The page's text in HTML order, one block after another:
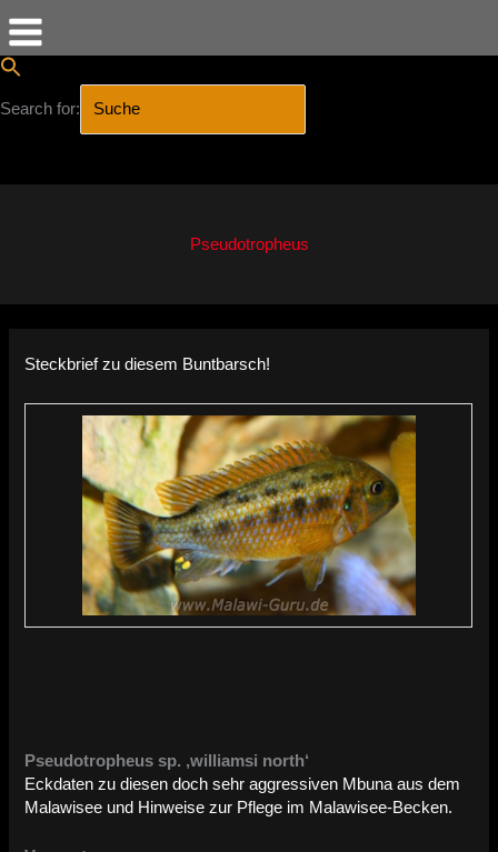
Search for:
Pseudotropheus
Steckbrief zu diesem Buntbarsch!
Pseudotropheus sp. ‚williamsi north‘
Eckdaten zu diesen doch sehr aggressiven Mbuna aus dem
Malawisee und Hinweise zur Pflege im Malawisee-Becken.